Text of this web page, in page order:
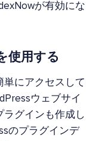
が有効にな
使用する
単にアクセスして
ウェブサイ
ラグインも作成し
のプラグインデ